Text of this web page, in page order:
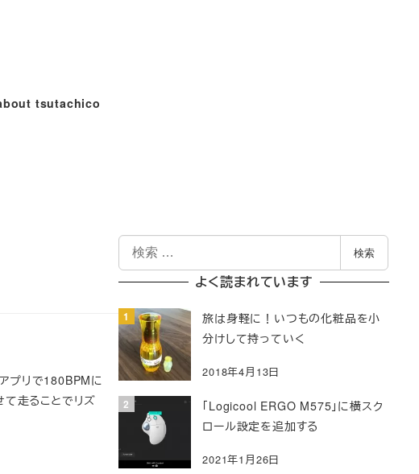
tsutachico
プリで180BPMに
走ることでリズ
索
検索
よく読まれています
旅は身軽に！いつもの化粧品を小
分けして持っていく
2018年4月13日
「Logicool ERGO M575」に横スク
ロール設定を追加する
2021年1月26日